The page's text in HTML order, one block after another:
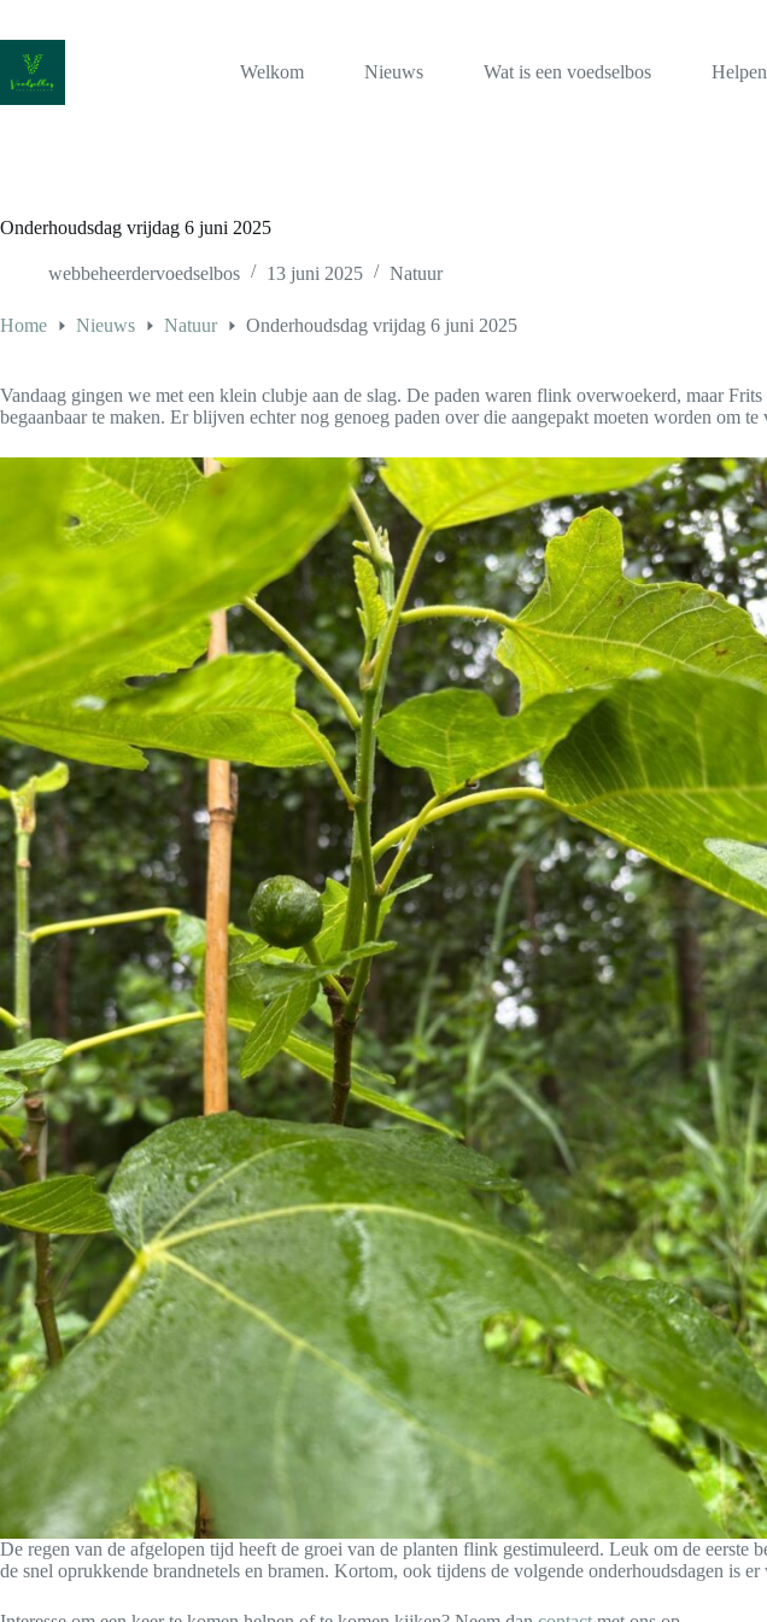
inhoud
Welkom Nieuws Wat is een voedselbos
Onderhoudsdag vrijdag 6 juni 2025
webbeheerdervoedselbos 13 juni 2025 Natuur
Home Nieuws Natuur Onderhoudsdag vrijdag 6 juni 2025
Vandaag gingen we met een klein clubje aan de slag. De paden waren flink overwoekerd, maar
begaanbaar te maken. Er blijven echter nog genoeg paden over die aangepakt moeten worden om
De regen van de afgelopen tijd heeft de groei van de planten flink gestimuleerd. Leuk om de
de snel oprukkende brandnetels en bramen. Kortom, ook tijdens de volgende onderhoudsdagen is